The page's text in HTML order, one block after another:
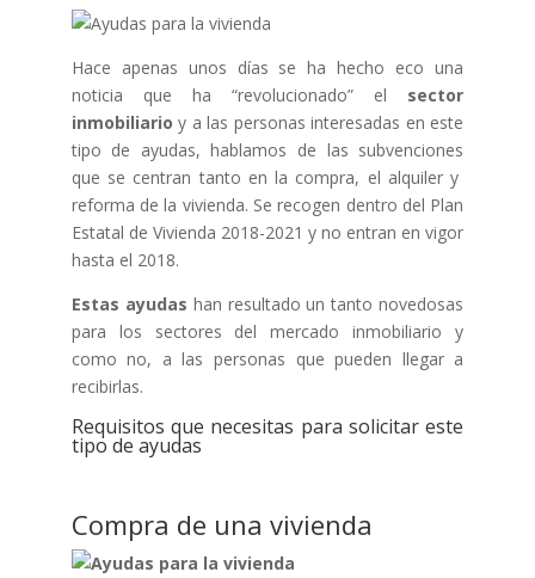
Hace apenas unos días se ha hecho eco una
noticia que ha “revolucionado” el sector
inmobiliario y a las personas interesadas en este
tipo de ayudas, hablamos de las subvenciones
que se centran tanto en la compra, el alquiler y
reforma de la vivienda. Se recogen dentro del Plan
Estatal de Vivienda 2018-2021 y no entran en vigor
hasta el 2018.
Estas ayudas han resultado un tanto novedosas
para los sectores del mercado inmobiliario y
como no, a las personas que pueden llegar a
recibirlas.
Requisitos que necesitas para solicitar este
tipo de ayudas
Compra de una vivienda